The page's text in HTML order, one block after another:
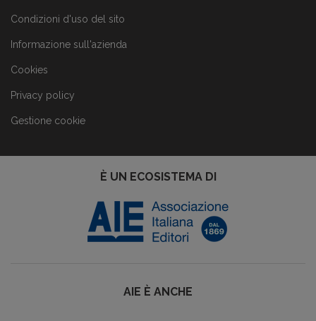
Condizioni d'uso del sito
Informazione sull'azienda
Cookies
Privacy policy
Gestione cookie
È UN ECOSISTEMA DI
AIE È ANCHE